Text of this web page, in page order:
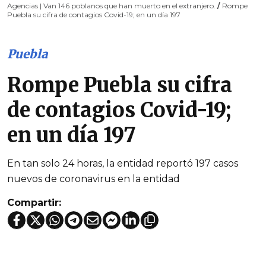
Agencias | Van 146 poblanos que han muerto en el extranjero. / Rompe
Puebla su cifra de contagios Covid-19; en un día 197
Puebla
Rompe Puebla su cifra
de contagios Covid-19;
en un día 197
En tan solo 24 horas, la entidad reportó 197 casos
nuevos de coronavirus en la entidad
Compartir: